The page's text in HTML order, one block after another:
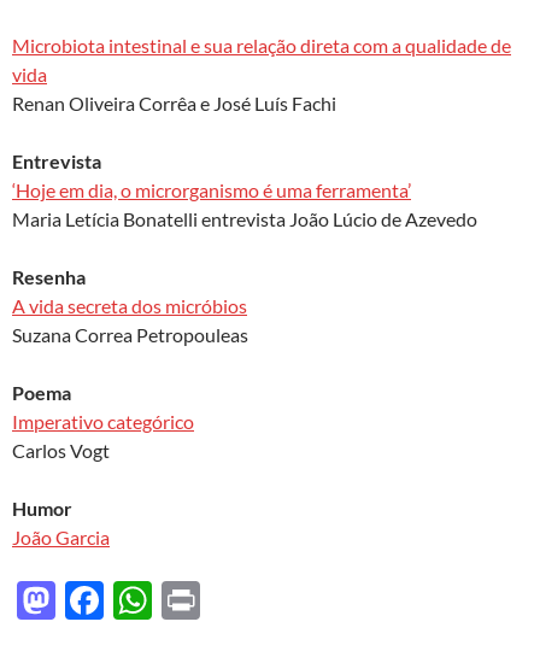
Microbiota intestinal e sua relação direta com a qualidade de
vida
Renan Oliveira Corrêa e José Luís Fachi
Entrevista
‘Hoje em dia, o microrganismo é uma ferramenta’
Maria Letícia Bonatelli entrevista João Lúcio de Azevedo
Resenha
A vida secreta dos micróbios
Suzana Correa Petropouleas
Poema
Imperativo categórico
Carlos Vogt
Humor
João Garcia
M F
W